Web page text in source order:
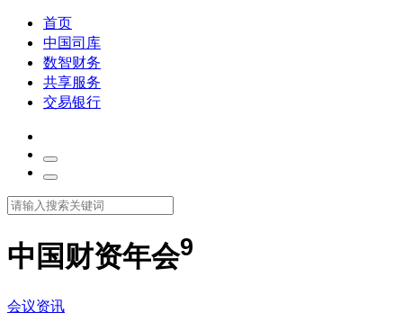
首页
中国司库
数智财务
共享服务
交易银行
中国财资年会9
会议资讯